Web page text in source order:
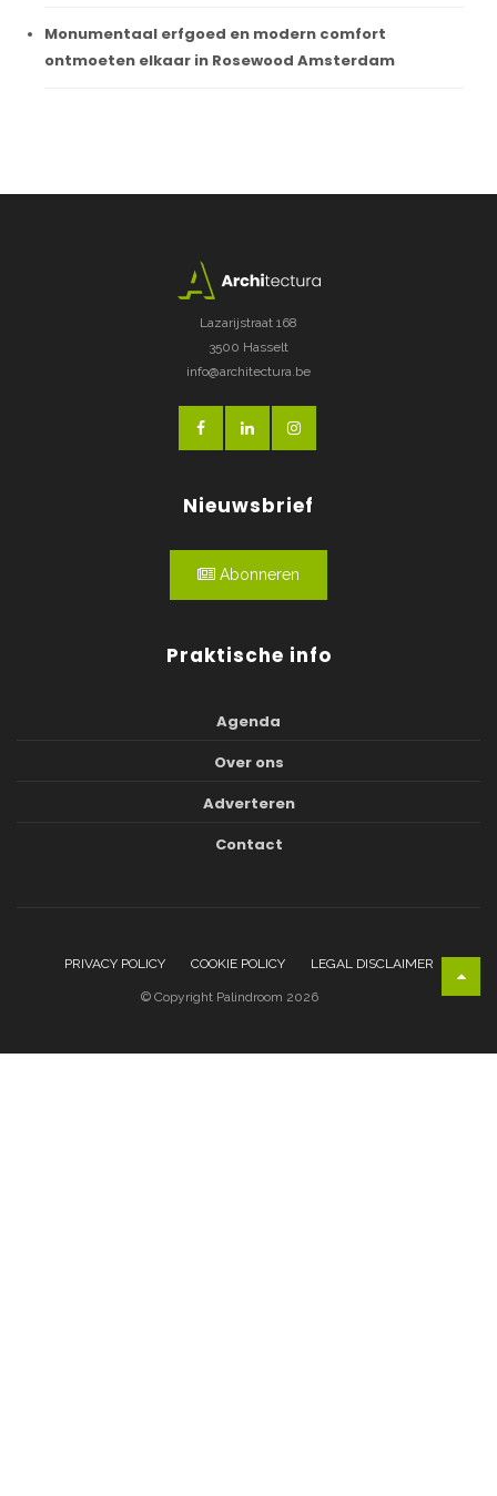
Monumentaal erfgoed en modern comfort
ontmoeten elkaar in Rosewood Amsterdam
Lazarijstraat 168
3500 Hasselt
info@architectura.be
Nieuwsbrief
Abonneren
Praktische info
Agenda
Over ons
Adverteren
Contact
PRIVACY POLICY COOKIE POLICY LEGAL DISCLAIMER
© Copyright Palindroom 2026